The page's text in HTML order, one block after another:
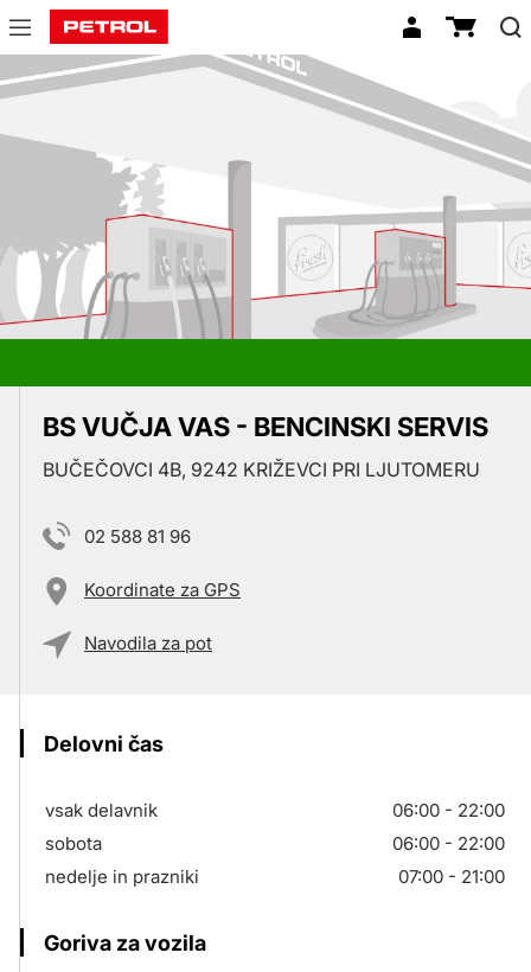
Prodajna
mesta
BS VUČJA VAS - BENCINSKI SERVIS
BUČEČOVCI 4B, 9242 KRIŽEVCI PRI LJUTOMERU
02 588 81 96
Koordinate za GPS
Navodila za pot
Delovni čas
vsak delavnik
06:00 - 22:00
sobota
06:00 - 22:00
nedelje in prazniki
07:00 - 21:00
Goriva za vozila